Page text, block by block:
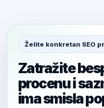
Želite konkretan SEO
Zatražite
procenu i
ima smisla